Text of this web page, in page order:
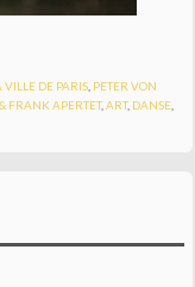
VILLE DE PARIS PETER VON
FRANK APERTET,ART, DANSE